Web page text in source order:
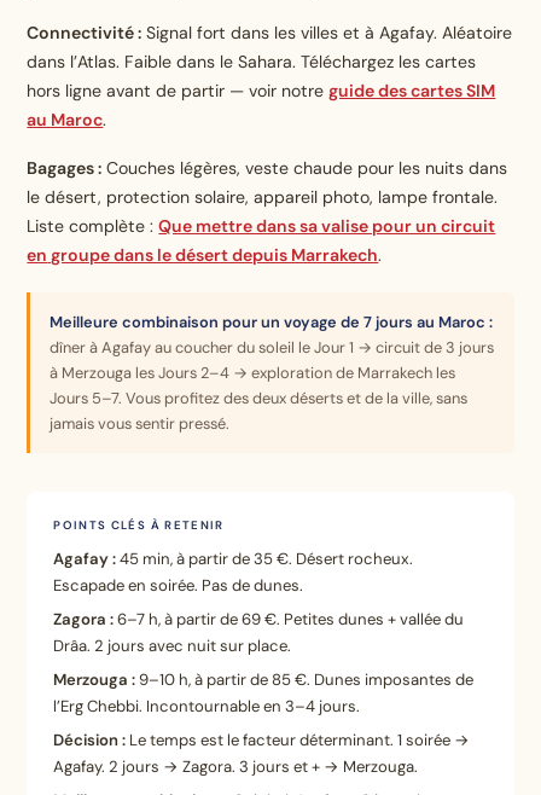
Connectivité : Signal fort dans les villes et à Agafay. Aléatoire
dans l’Atlas. Faible dans le Sahara. Téléchargez les cartes
hors ligne avant de partir — voir notreguide des cartes SIM
au Maroc.
Bagages : Couches légères, veste chaude pour les nuits dans
le désert, protection solaire, appareil photo, lampe frontale.
Liste complète :Que mettre dans sa valise pour un circuit
en groupe dans le désert depuis Marrakech.
Meilleure combinaison pour un voyage de 7 jours au Maroc :
dîner à Agafay au coucher du soleil le Jour 1 → circuit de 3 jours
à Merzouga les Jours 2–4 → exploration de Marrakech les
Jours 5–7. Vous profitez des deux déserts et de la ville, sans
jamais vous sentir pressé.
POINTS CLÉS À RETENIR
Agafay :45 min, à partir de 35 €. Désert rocheux.
Escapade en soirée. Pas de dunes.
Zagora :6–7 h, à partir de 69 €. Petites dunes + vallée du
Drâa. 2 jours avec nuit sur place.
Merzouga :9–10 h, à partir de 85 €. Dunes imposantes de
l’Erg Chebbi. Incontournable en 3–4 jours.
Décision : Le temps est le facteur déterminant. 1 soirée →
Agafay. 2 jours → Zagora. 3 jours et + → Merzouga.